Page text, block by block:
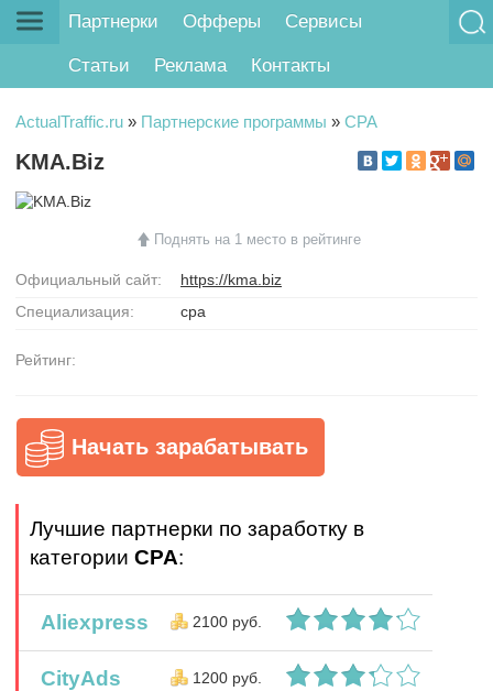
Партнерки Офферы Сервисы
Статьи Реклама Контакты
ActualTraffic.ru » Партнерские программы » CPA
KMA.Biz
Поднять на 1 место в рейтинге
Официальный сайт:
https://kma.biz
Специализация:
cpa
Рейтинг:
Начать зарабатывать
Лучшие партнерки по заработку в
категории CPA:
Aliexpress 2100 руб.
CityAds 1200 руб.